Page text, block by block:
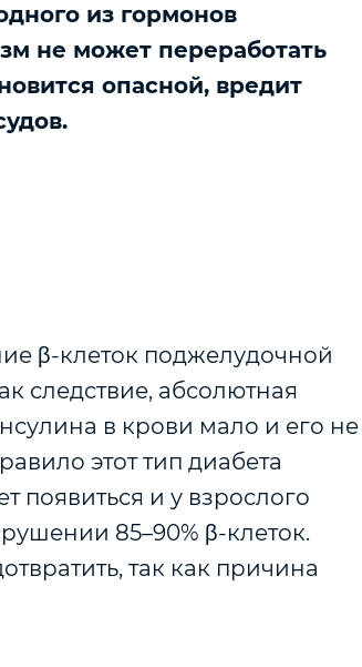
из гормонов
не может переработать
опасной, вредит
β-клеток поджелудочной
следствие, абсолютная
в крови мало и его не
этот тип диабета
появиться и у взрослого
85–90% β-клеток.
так как причина